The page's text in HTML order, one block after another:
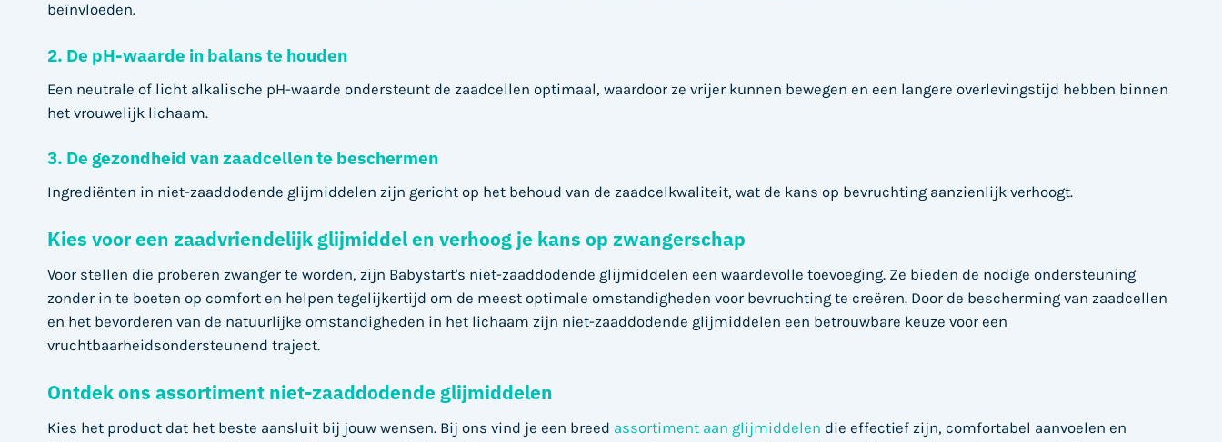
beïnvloeden.
2. De pH-waarde in balans te houden
Een neutrale of licht alkalische pH-waarde ondersteunt de zaadcellen optimaal, waardoor ze vrijer kunnen bewegen en een langere overlevingstijd hebben binnen
het vrouwelijk lichaam.
3. De gezondheid van zaadcellen te beschermen
Ingrediënten in niet-zaaddodende glijmiddelen zijn gericht op het behoud van de zaadcelkwaliteit, wat de kans op bevruchting aanzienlijk verhoogt.
Kies voor een zaadvriendelijk glijmiddel en verhoog je kans op zwangerschap
Voor stellen die proberen zwanger te worden, zijn Babystart's niet-zaaddodende glijmiddelen een waardevolle toevoeging. Ze bieden de nodige ondersteuning
zonder in te boeten op comfort en helpen tegelijkertijd om de meest optimale omstandigheden voor bevruchting te creëren. Door de bescherming van zaadcellen
en het bevorderen van de natuurlijke omstandigheden in het lichaam zijn niet-zaaddodende glijmiddelen een betrouwbare keuze voor een
vruchtbaarheidsondersteunend traject.
Ontdek ons assortiment niet-zaaddodende glijmiddelen
Kies het product dat het beste aansluit bij jouw wensen. Bij ons vind je een breed assortiment aan glijmiddelen die effectief zijn, comfortabel aanvoelen en